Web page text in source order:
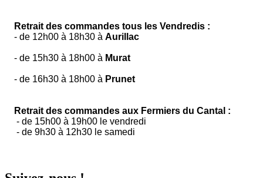
Retrait des commandes tous les Vendredis :
- de 12h00 à 18h30 à Aurillac
- de 15h30 à 18h00 à Murat
- de 16h30 à 18h00 à Prunet
Retrait des commandes aux Fermiers du Cantal :
- de 15h00 à 19h00 le vendredi
- de 9h30 à 12h30 le samedi